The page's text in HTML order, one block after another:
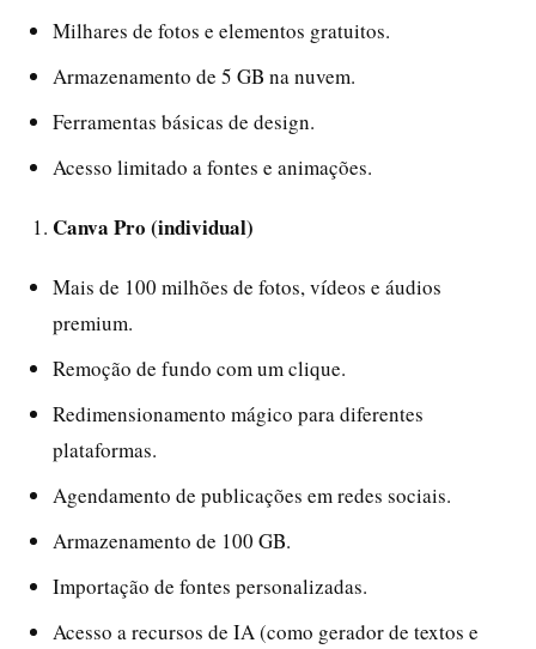
Milhares de fotos e elementos gratuitos.
Armazenamento de 5 GB na nuvem.
Ferramentas básicas de design.
Acesso limitado a fontes e animações.
Canva Pro (individual)
Mais de 100 milhões de fotos, vídeos e áudios
premium.
Remoção de fundo com um clique.
Redimensionamento mágico para diferentes
plataformas.
Agendamento de publicações em redes sociais.
Armazenamento de 100 GB.
Importação de fontes personalizadas.
Acesso a recursos de IA (como gerador de textos e